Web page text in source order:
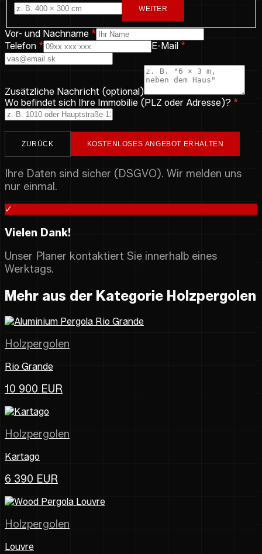
WEITER
Vor- und Nachname *
Telefon * E-Mail *
Zusätzliche Nachricht (optional)
Wo befindet sich Ihre Immobilie (PLZ oder Adresse)? *
ZURÜCK KOSTENLOSES ANGEBOT ERHALTEN
Ihre Daten sind sicher (DSGVO). Wir melden uns
nur einmal.
✓
Vielen Dank!
Unser Planer kontaktiert Sie innerhalb eines
Werktags.
Mehr aus der Kategorie Holzpergolen
Holzpergolen
Rio Grande
10 900 EUR
Holzpergolen
Kartago
6 390 EUR
Holzpergolen
Louvre